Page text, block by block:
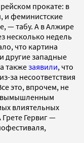
прокате: в
и феминистские
— табу. А в Алжире
несколько недель
что картина
другие западные
такжезаявили, что
за несоответствия
это, впрочем, не
вымышленным
влиятельных
Гервиг —